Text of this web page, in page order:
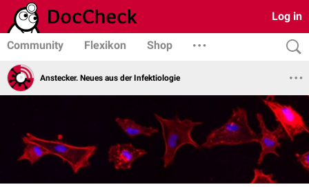
Log in
Community Flexikon Shop
Anstecker. Neues aus der Infektiologie